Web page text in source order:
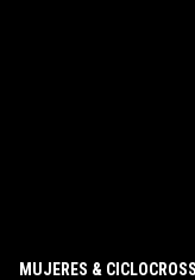
MUJERES & CICLOCROSS